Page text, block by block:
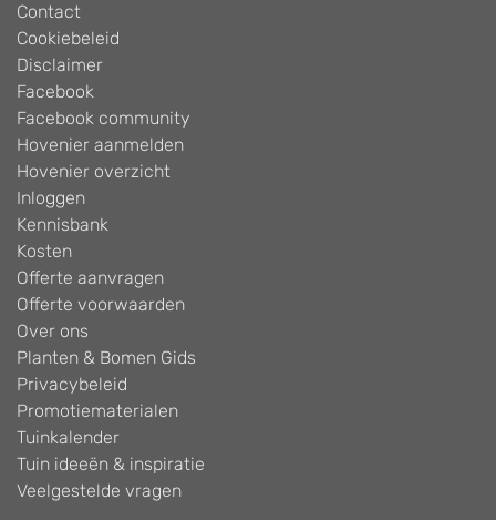
Contact
Cookiebeleid
Disclaimer
Facebook
Facebook community
Hovenier aanmelden
Hovenier overzicht
Inloggen
Kennisbank
Kosten
Offerte aanvragen
Offerte voorwaarden
Over ons
Planten & Bomen Gids
Privacybeleid
Promotiematerialen
Tuinkalender
Tuin ideeën & inspiratie
Veelgestelde vragen